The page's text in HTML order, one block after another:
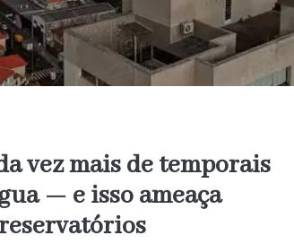
vez mais de temporais
— e isso ameaça